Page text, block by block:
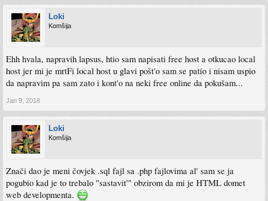
Loki
Komšija
Ehh hvala, napravih lapsus, htio sam napisati free host a otkucao local
host jer mi je mrtFi local host u glavi pošt'o sam se patio i nisam uspio
da napravim pa sam zato i kont'o na neki free online da pokušam...
Jan 9, 2018
Loki
Komšija
Znači dao je meni čovjek .sql fajl sa .php fajlovima al' sam se ja
pogubio kad je to trebalo "sastavit'" obzirom da mi je HTML domet
web developmenta.